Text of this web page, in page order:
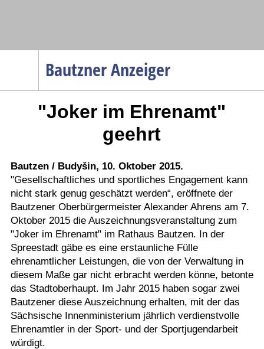
Bautzner Anzeiger
Menüpunkte
Wirtschaft
Service
Verkehr
Gesundheit
Sport
Kostenlos
"Joker im Ehrenamt"
geehrt
Bautzen / Budyšin, 10. Oktober 2015.
"Gesellschaftliches und sportliches Engagement kann
nicht stark genug geschätzt werden“, eröffnete der
Bautzener Oberbürgermeister Alexander Ahrens am 7.
Oktober 2015 die Auszeichnungsveranstaltung zum
"Joker im Ehrenamt" im Rathaus Bautzen. In der
Spreestadt gäbe es eine erstaunliche Fülle
ehrenamtlicher Leistungen, die von der Verwaltung in
diesem Maße gar nicht erbracht werden könne, betonte
das Stadtoberhaupt. Im Jahr 2015 haben sogar zwei
Bautzener diese Auszeichnung erhalten, mit der das
Sächsische Innenministerium jährlich verdienstvolle
Ehrenamtler in der Sport- und der Sportjugendarbeit
würdigt.